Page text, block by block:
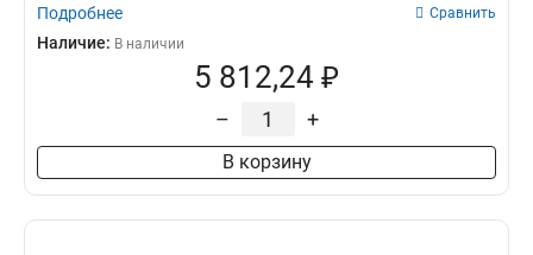
Подробнее Сравнить
Наличие: В наличии
5 812,24 ₽
– +
В корзину